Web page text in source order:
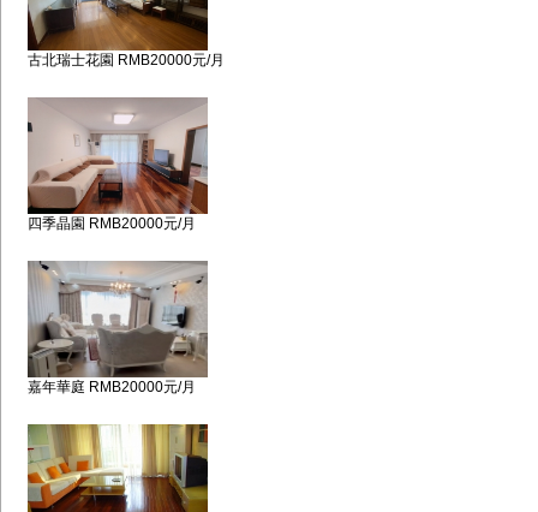
古北瑞士花園 RMB20000元/月
四季晶園 RMB20000元/月
嘉年華庭 RMB20000元/月